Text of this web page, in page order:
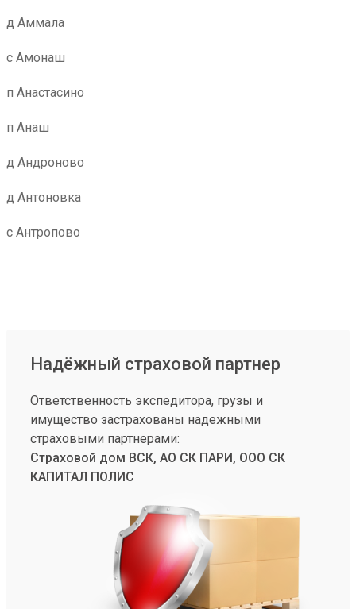
д Аммала
с Амонаш
п Анастасино
п Анаш
д Андроново
д Антоновка
с Антропово
Надёжный страховой партнер
Ответственность экспедитора, грузы и
имущество застрахованы надежными
страховыми партнерами:
Страховой дом ВСК, АО СК ПАРИ, ООО СК
КАПИТАЛ ПОЛИС